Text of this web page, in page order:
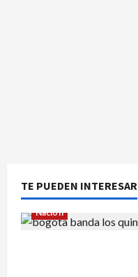
TE PUEDEN INTERESAR
Nación